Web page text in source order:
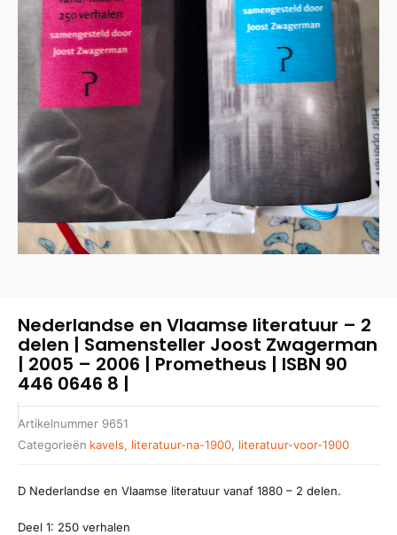
Nederlandse en Vlaamse literatuur – 2
delen | Samensteller Joost Zwagerman
| 2005 – 2006 | Prometheus | ISBN 90
446 0646 8 |
Artikelnummer 9651
Categorieën kavels literatuur-na-1900 literatuur-voor-1900
D Nederlandse en Vlaamse literatuur vanaf 1880 – 2 delen.
Deel 1: 250 verhalen